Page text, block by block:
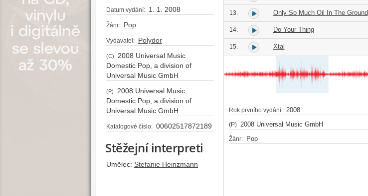
Datum vydání: 1. 1. 2008
Žánr: Pop
Vydavatel: Polydor
(C)
2008 Universal Music
Domestic Pop, a division of
Universal Music GmbH
(P)
2008 Universal Music
Domestic Pop, a division of
Universal Music GmbH
Katalogové číslo: 00602517872189
Stěžejní interpreti
Umělec: Stefanie Heinzmann
13. Only So Much Oil In The Ground
14. Do Your Thing
15. Xtal
Rok prvního vydání: 2008
(P) 2008 Universal Music GmbH
Žánr: Pop